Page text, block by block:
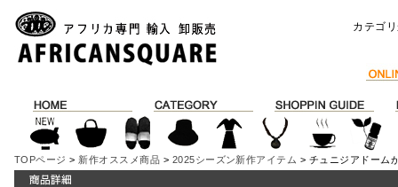
カテゴ
TOPページ > 新作オススメ商品 > 2025シーズン新作アイテム > チュニジアドーム